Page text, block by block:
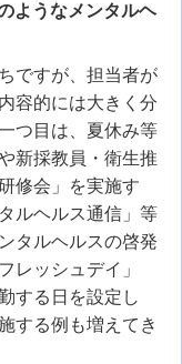
ようなメンタルヘ
ですが、担当者が
容的には大きく分
つ目は、夏休み等
新採教員・衛生推
修会」を実施す
ルヘルス通信」等
タルヘルスの啓発
レッシュデイ」
する日を設定し
する例も増えてき